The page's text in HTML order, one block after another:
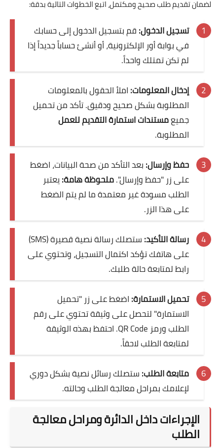
لضمان تقديم طلب صحيح ومكتمل، اتبع الخطوات التالية بدقة:
تسجيل الدخول:قم بتسجيل الدخول إلى حسابك
في بوابة أور الإلكترونية، أو أنشئ حساباً جديداً إذا
لم تكن تمتلك واحداً.
إدخال المعلومات:املأ الحقول بالمعلومات
المطلوبة بشكل صحيح ودقيق. تأكد من تحميل
جميعمستندات استمارة التقديم للعمل
المطلوبة.
حفظ وإرسال:بعد التأكد من صحة البيانات، اضغط
على زر "حفظ وإرسال".ملحوظة هامة:يعتبر
الطلب مسودة غير معتمدة ما لم يتم الضغط
على هذا الزر.
رسالة التأكيد:
ستصلك رسالة نصية قصيرة (SMS)
على هاتفك تؤكد اكتمال التسجيل، وتحتوي على
رابط لمتابعة حالة طلبك.
تحميل الاستمارة:اضغط على زر "تحميل
الاستمارة" لتحصل على وثيقة تحتوي على رقم
الطلب ورمز QR Code. احتفظ بهذه الوثيقة
لمتابعة الطلب لاحقاً.
متابعة الطلب:ستصلك رسائل نصية بشكل دوري
لإعلامك بمراحل معالجة الطلب وحالته.
الإجراءات داخل الدائرة ومراحل معالجة
الطلب